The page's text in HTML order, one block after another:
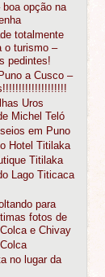
opção na
totalmente
o turismo –
pedintes!
a Cusco –
Uros
Michel Teló
em Puno
Hotel Titilaka
Titilaka
Lago Titicaca
para
fotos de
e Chivay
no lugar da